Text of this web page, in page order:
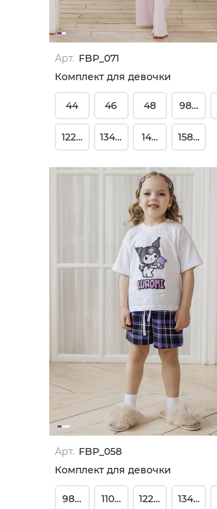
Арт. FBP_071
Комплект для девочки
44 46 48 98-104
122-128 134-140 146-152 158-164
Арт. FBP_058
Комплект для девочки
98-104 110-116 122-128 134-140